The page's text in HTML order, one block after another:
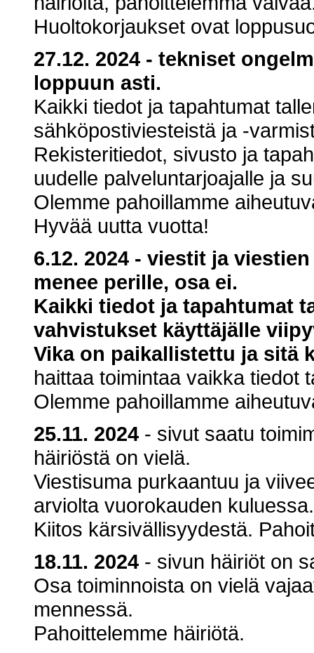
Huoltokorjaukset ovat
27.12. 2024 - tekniset
loppuun asti.
Kaikki tiedot ja tapahtumat
sähköpostiviesteistä ja -
Rekisteritiedot, sivusto ja
uudelle palveluntarjoajalle ja
Olemme pahoillamme
Hyvää uutta vuotta!
6.12. 2024 - viestit ja
menee perille, osa ei.
Kaikki tiedot ja tapahtumat
vahvistukset käyttäjälle
Vika on paikallistettu ja sitä
haittaa toimintaa vaikka tiedot
Olemme pahoillamme
25.11. 2024 - sivut saatu
häiriöstä on vielä.
Viestisuma purkaantuu ja
arviolta vuorokauden kuluessa.
Kiitos kärsivällisyydestä.
18.11. 2024 - sivun häiriöt on
Osa toiminnoista on vielä
mennessä.
Pahoittelemme häiriötä.